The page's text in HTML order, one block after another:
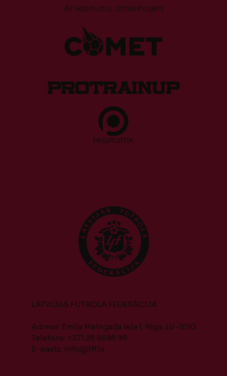
Ar lepnumu izmantojam
LATVIJAS FUTBOLA FEDERĀCIJA
Adrese: Emiļa Melngaiļa iela 1, Rīga, LV-1010
Telefons: +371 28 5598 98
E-pasts: info@lff.lv